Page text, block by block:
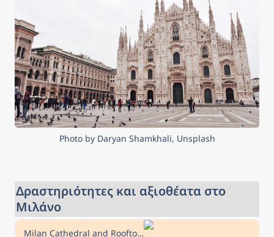
Photo by Daryan Shamkhali, Unsplash
Δραστηριότητες και αξιοθέατα στο
Μιλάνο
Milan Cathedral and Rooftop Ticket